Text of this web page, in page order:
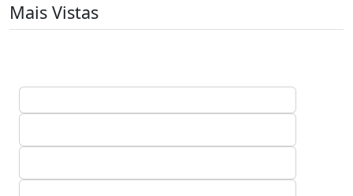
Mais Vistas